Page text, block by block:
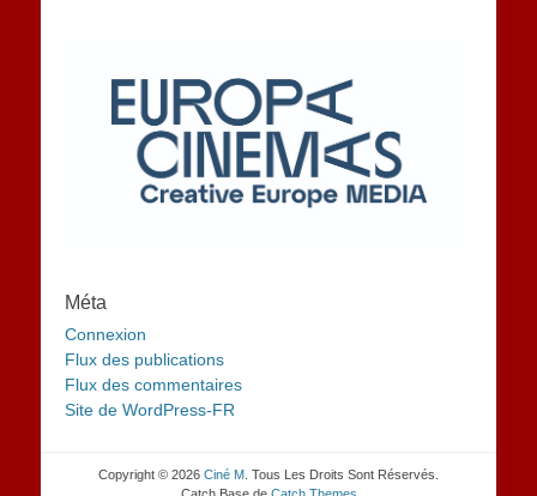
Méta
Connexion
Flux des publications
Flux des commentaires
Site de WordPress-FR
Copyright © 2026 Ciné M . Tous Les Droits Sont Réservés.